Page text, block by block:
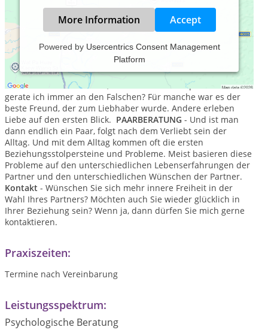
More Information Accept
Powered by Usercentrics Consent Management
Platform
SINGLEBERATUNG
- Die Geschichte von jedem Paar ist sehr
individuell. Und oft beginnt sie bereits mit der Partnersuche.
Wie finde ich den Partner, der wirklich zu mir passt? Warum
gerate ich immer an den Falschen? Für manche war es der
beste Freund, der zum Liebhaber wurde. Andere erleben
Liebe auf den ersten Blick. PAARBERATUNG - Und ist man
dann endlich ein Paar, folgt nach dem Verliebt sein der
Alltag. Und mit dem Alltag kommen oft die ersten
Beziehungsstolpersteine und Probleme. Meist basieren diese
Probleme auf den unterschiedlichen Lebenserfahrungen der
Partner und den unterschiedlichen Wünschen der Partner.
Kontakt - Wünschen Sie sich mehr innere Freiheit in der
Wahl Ihres Partners? Möchten auch Sie wieder glücklich in
Ihrer Beziehung sein? Wenn ja, dann dürfen Sie mich gerne
kontaktieren.
Praxiszeiten:
Termine nach Vereinbarung
Leistungsspektrum:
Psychologische Beratung